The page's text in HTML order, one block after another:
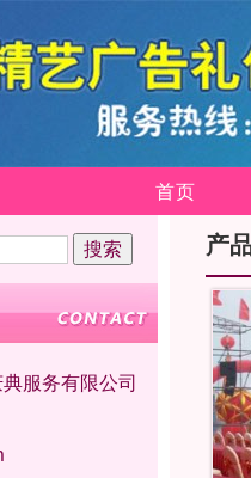
首页
服务有限公司
产